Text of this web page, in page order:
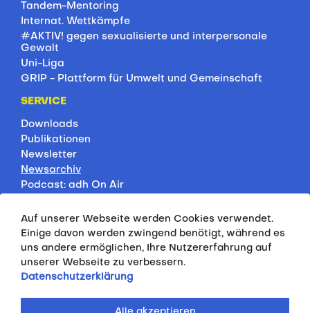
Tandem-Mentoring
Internat. Wettkämpfe
#AKTIV! gegen sexualisierte und interpersonale
Gewalt
Uni-Liga
GRIP - Plattform für Umwelt und Gemeinschaft
SERVICE
Downloads
Publikationen
Newsletter
Newsarchiv
Podcast: adh On Air
Rankings
Servicepartner
HSP-Onlinekurse
PRESSE
Auf unserer Webseite werden Cookies verwendet.
Einige davon werden zwingend benötigt, während es
uns andere ermöglichen, Ihre Nutzererfahrung auf
unserer Webseite zu verbessern.
Datenschutzerklärung